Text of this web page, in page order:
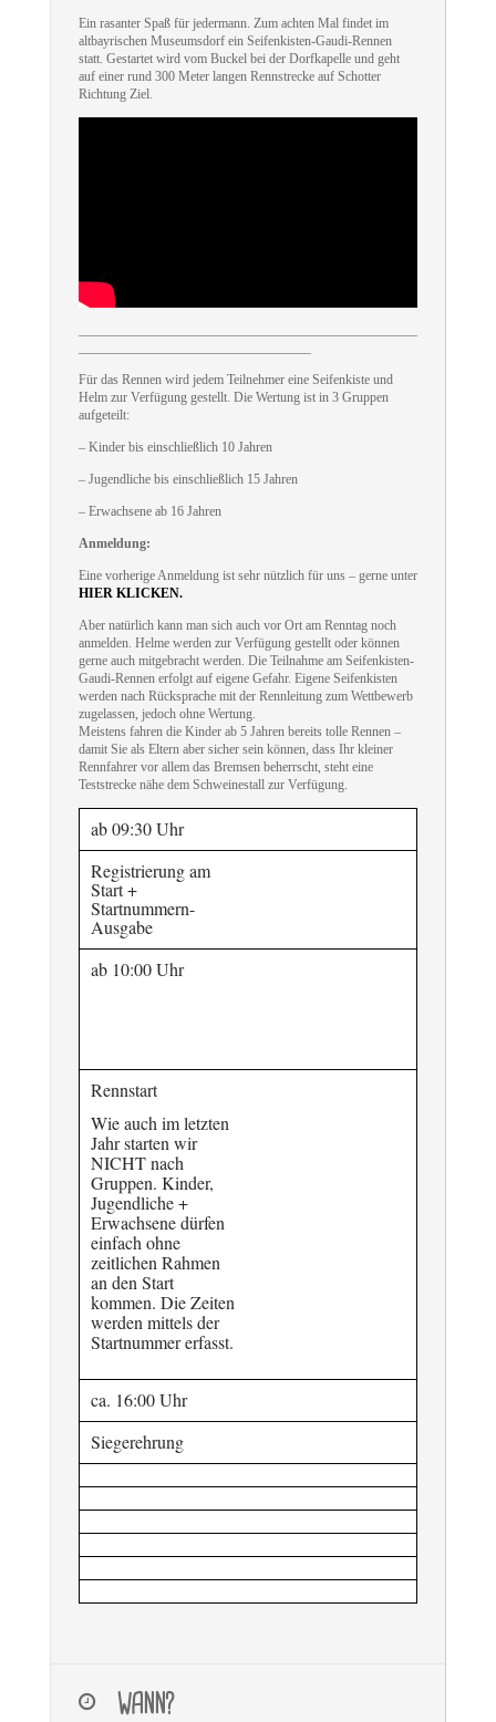
Ein rasanter Spaß für jedermann. Zum achten Mal findet im
altbayrischen Museumsdorf ein Seifenkisten-Gaudi-Rennen
statt. Gestartet wird vom Buckel bei der Dorfkapelle und geht
auf einer rund 300 Meter langen Rennstrecke auf Schotter
Richtung Ziel.
Für das Rennen wird jedem Teilnehmer eine Seifenkiste und
Helm zur Verfügung gestellt. Die Wertung ist in 3 Gruppen
aufgeteilt:
– Kinder bis einschließlich 10 Jahren
– Jugendliche bis einschließlich 15 Jahren
– Erwachsene ab 16 Jahren
Anmeldung:
Eine vorherige Anmeldung ist sehr nützlich für uns – gerne unter
HIER KLICKEN.
Aber natürlich kann man sich auch vor Ort am Renntag noch
anmelden. Helme werden zur Verfügung gestellt oder können
gerne auch mitgebracht werden. Die Teilnahme am Seifenkisten-
Gaudi-Rennen erfolgt auf eigene Gefahr. Eigene Seifenkisten
werden nach Rücksprache mit der Rennleitung zum Wettbewerb
zugelassen, jedoch ohne Wertung.
Meistens fahren die Kinder ab 5 Jahren bereits tolle Rennen –
damit Sie als Eltern aber sicher sein können, dass Ihr kleiner
Rennfahrer vor allem das Bremsen beherrscht, steht eine
Teststrecke nähe dem Schweinestall zur Verfügung.
ab 09:30 Uhr
Registrierung am
Start +
Startnummern-
Ausgabe
ab 10:00 Uhr
Rennstart
Wie auch im letzten
Jahr starten wir
NICHT nach
Gruppen. Kinder,
Jugendliche +
Erwachsene dürfen
einfach ohne
zeitlichen Rahmen
an den Start
kommen. Die Zeiten
werden mittels der
Startnummer erfasst.
ca. 16:00 Uhr
Siegerehrung
WANN?